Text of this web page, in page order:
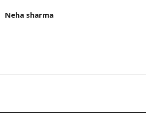
Neha sharma